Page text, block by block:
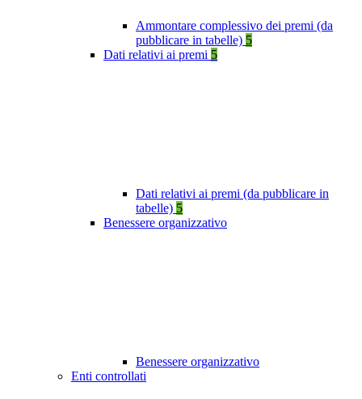
Ammontare complessivo dei premi (da
pubblicare in tabelle) 5
Dati relativi ai premi 5
Dati relativi ai premi (da pubblicare in
tabelle) 5
Benessere organizzativo
Benessere organizzativo
Enti controllati